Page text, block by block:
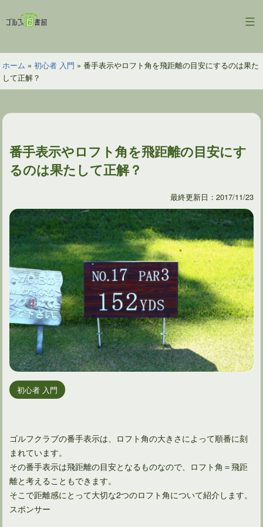
ン
ツ
へ
ス
ッ
ゴ
フ
の
図
ホーム » 初心者 入門 » 番手表示やロフト角を飛距離の目安にするのは果た
して正解？
番手表示やロフト角を飛距離の目安にす
るのは果たして正解？
最終更新日：2017/11/23
初心者 入門
ゴルフクラブの番手表示は、ロフト角の大きさによって順番に刻
まれています。
その番手表示は飛距離の目安となるものなので、ロフト角＝飛距
離と考えることもできます。
そこで距離感にとって大切な2つのロフト角について紹介します。
スポンサー